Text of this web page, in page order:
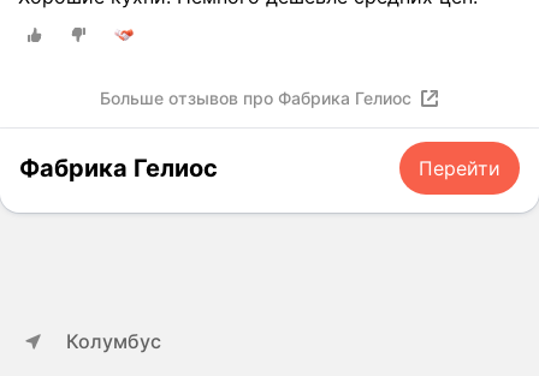
Больше отзывов про Фабрика Гелиос
Фабрика Гелиос Перейти
Колумбус